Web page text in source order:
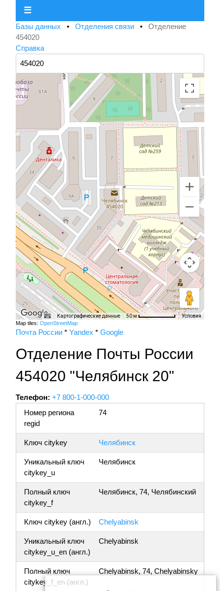
☰
Базы данных • Отделения связи • Отделение
454020
Справка
Картографические данные 50 м Условия
Map tiles: OpenStreetMap
Почта России * Yandex * Google
Отделение Почты России
454020 "Челябинск 20"
Телефон: +7 800-1-000-000
Номер региона
regid
74
Ключ citykey Челябинск
Уникальный ключ
citykey_u
Челябинск
Полный ключ
citykey_f
Челябинск, 74, Челябинский
Ключ citykey (англ.) Chelyabinsk
Уникальный ключ
citykey_u_en (англ.)
Chelyabinsk
Полный ключ
citykey_f_en (англ.)
Chelyabinsk, 74, Chelyabinsky